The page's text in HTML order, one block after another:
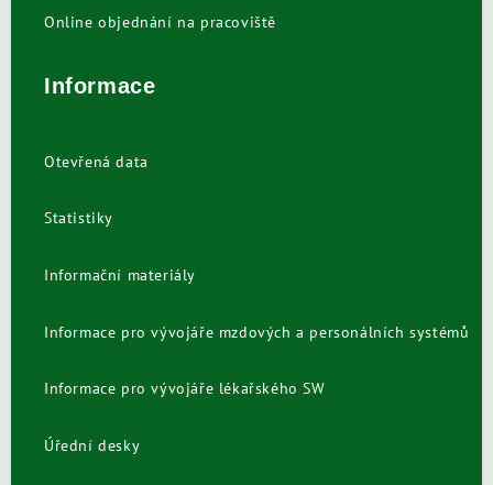
Online objednání na pracoviště
Informace
Otevřená data
Statistiky
Informační materiály
Informace pro vývojáře mzdových a personálních systémů
Informace pro vývojáře lékařského SW
Úřední desky